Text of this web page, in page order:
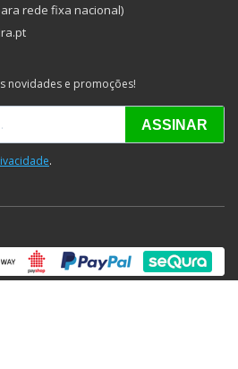
rede fixa nacional)
novidades e promoções!